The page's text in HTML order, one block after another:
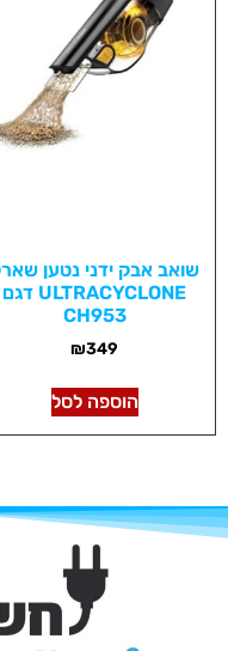
שואב אבק ידני נטען
ULTRACYCLONE דגם
CH953
₪349
הוספה לסל